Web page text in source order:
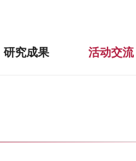
研究成果 活动交流